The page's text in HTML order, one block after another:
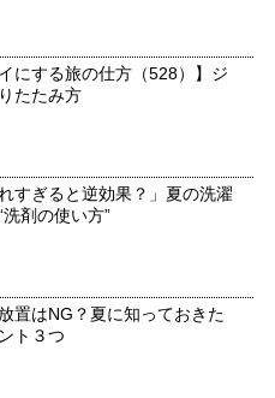
にする旅の仕方（528）】ジ
たたみ方
すぎると逆効果？」夏の洗濯
剤の使い方”
置はNG？夏に知っておきた
ト３つ